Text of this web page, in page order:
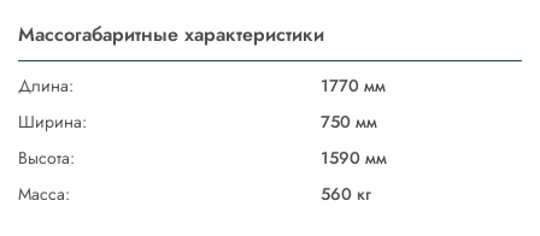
Массогабаритные характеристики
Длина:
1770 мм
Ширина:
750 мм
Высота:
1590 мм
Масса:
560 кг